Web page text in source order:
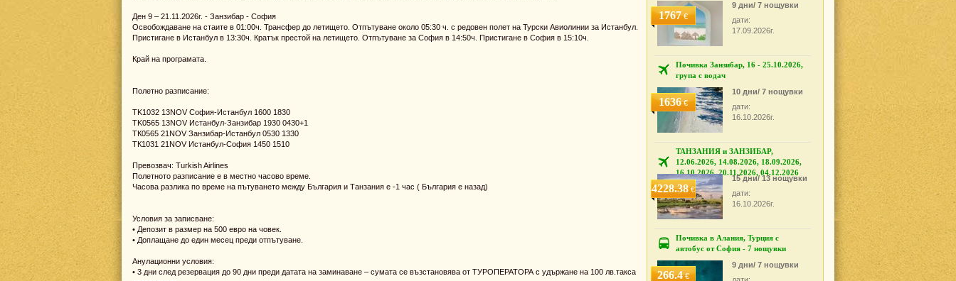
Ден 9 – 21.11.2026г. - Занзибар - София
Освобождаване на стаите в 01:00ч. Трансфер до летището. Отпътуване около 05:30 ч. с редовен полет на Турски Авиолинии за Истанбул.
Пристигане в Истанбул в 13:30ч. Кратък престой на летището. Отпътуване за София в 14:50ч. Пристигане в София в 15:10ч.
Край на програмата.
Полетно разписание:
TK1032 13NOV София-Истанбул 1600 1830
TK0565 13NOV Истанбул-Занзибар 1930 0430+1
ТК0565 21NOV Занзибар-Истанбул 0530 1330
ТК1031 21NOV Истанбул-София 1450 1510
Превозвач: Turkish Airlines
Полетното разписание е в местно часово време.
Часова разлика по време на пътуването между България и Танзания е -1 час ( България е назад)
Условия за записване:
• Депозит в размер на 500 евро на човек.
• Доплащане до един месец преди отпътуване.
Анулационни условия:
• 3 дни след резервация до 90 дни преди датата на заминаване – сумата се възстановява от ТУРОПЕРАТОРА с удържане на 100 лв.такса
1767€
9 дни/ 7 нощувки
дати:
17.09.2026г.
Почивка Занзибар, 16 - 25.10.2026,
група с водач
1636€
10 дни/ 7 нощувки
дати:
16.10.2026г.
ТАНЗАНИЯ и ЗАНЗИБАР,
12.06.2026, 14.08.2026, 18.09.2026,
16.10.2026, 20.11.2026, 04.12.2026
4228.38€
15 дни/ 13 нощувки
дати:
16.10.2026г.
Почивка в Алания, Турция с
автобус от София - 7 нощувки
266.4€
9 дни/ 7 нощувки